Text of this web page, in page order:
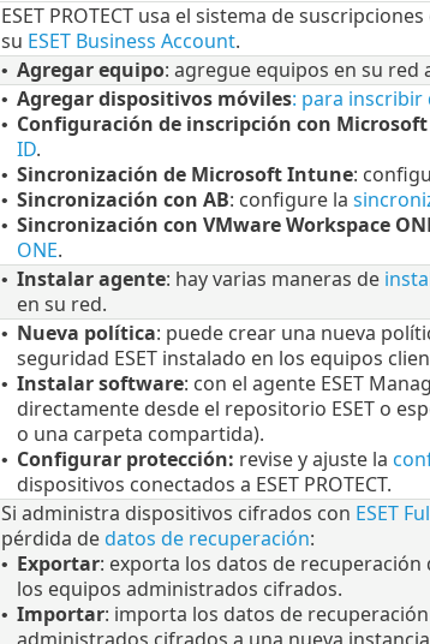
ESET PROTECT usa el sistema de
su ESET Business Account.
• Agregar equipo: agregue equipos en su red
• Agregar dispositivos móviles: para inscribir
• Configuración de inscripción con
ID.
• Sincronización de Microsoft Intune:
• Sincronización con AB: configure la
• Sincronización con VMware Workspace
ONE.
• Instalar agente: hay varias maneras de
en su red.
• Nueva política: puede crear una nueva
seguridad ESET instalado en los equipos
• Instalar software: con el agente ESET
directamente desde el repositorio ESET o
o una carpeta compartida).
• Configurar protección: revise y ajuste la
dispositivos conectados a ESET PROTECT.
Si administra dispositivos cifrados con ESET
pérdida dedatos de recuperación:
• Exportar: exporta los datos de recuperación
los equipos administrados cifrados.
• Importar: importa los datos de